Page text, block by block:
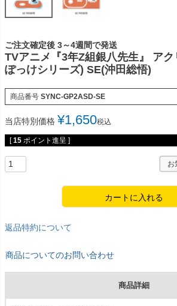
ご注文確定後 3～4週間で発送
TVアニメ『3年Z組銀八先生』 ア
ぽっけシリーズ) SE(沖田総悟)
商品番号 SYNC-GP2ASD-SE
当店特別価格 ¥1,650税込
[ 15 ポイント進呈 ]
お
カートに入れる
返品特約について
商品についてのお問い合わせ
商品詳細